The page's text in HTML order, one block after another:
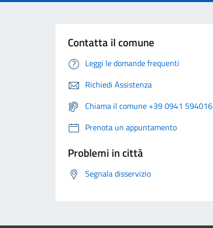
Contatta il comune
Leggi le domande frequenti
Richiedi Assistenza
Chiama il comune +39 0941 594016
Prenota un appuntamento
Problemi in città
Segnala disservizio